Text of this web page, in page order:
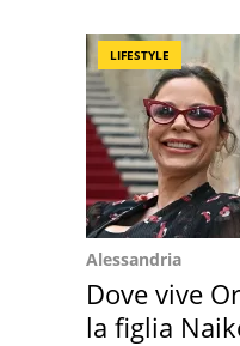
LIFESTYLE
Alessandria
Dove vive
la figlia